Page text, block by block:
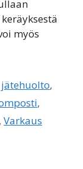
myös
jätehuolto,
,
, Varkaus